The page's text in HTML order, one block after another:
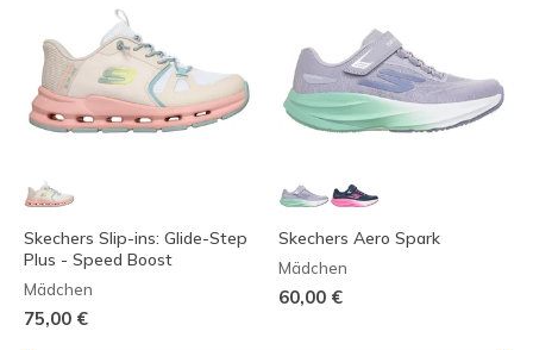
Skechers Slip-ins: Glide-Step
Plus - Speed Boost
Mädchen
75,00 €
Skechers Aero Spark
Mädchen
60,00 €